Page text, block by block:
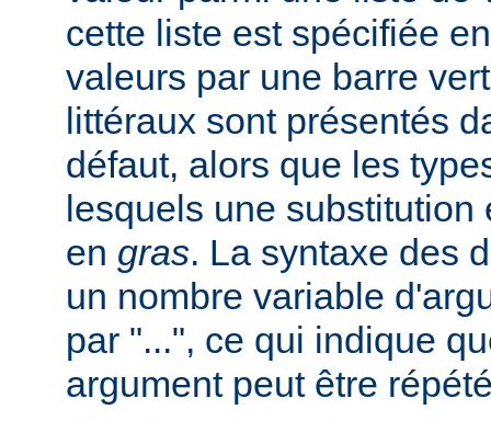
cette liste est spécifiée
valeurs par une barre
littéraux sont présentés
défaut, alors que les
lesquels une substitution
en gras. La syntaxe des
un nombre variable
par "...", ce qui indique
argument peut être